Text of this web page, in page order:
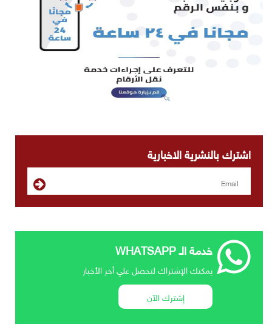
اشترك بالنشرية الاخبارية
خدمة الـ WHATSAPP
يمكنك الإشتراك لتحصل علي أخر الأخبار
إشترك الآن